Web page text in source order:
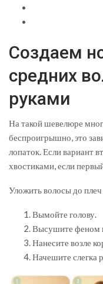
Создаем
средних
руками
На такой шевелюре
беспроигрышно, это
лопаток. Если вариант
хвостиками, если
Уложить волосы до
Вымойте голову.
Высушите феном
Нанесите возле
Начешите слегка